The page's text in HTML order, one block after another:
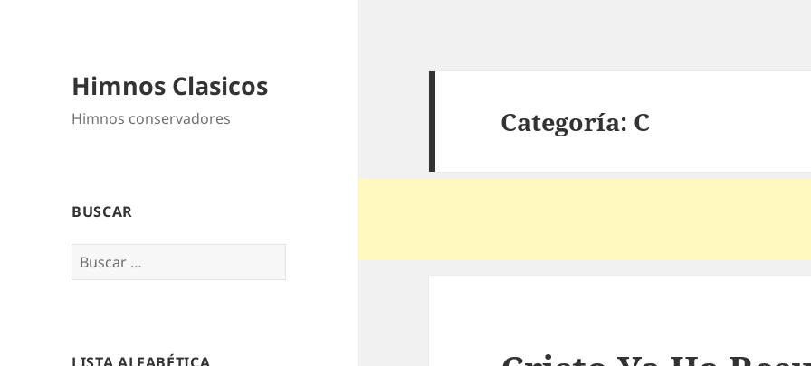
Himnos Clasicos
Himnos conservadores
BUSCAR
Buscar:
Categoría: C